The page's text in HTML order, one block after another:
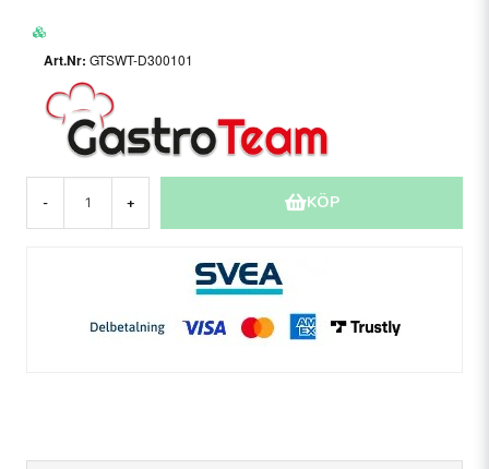
GTSWT-D300101
- + KÖP